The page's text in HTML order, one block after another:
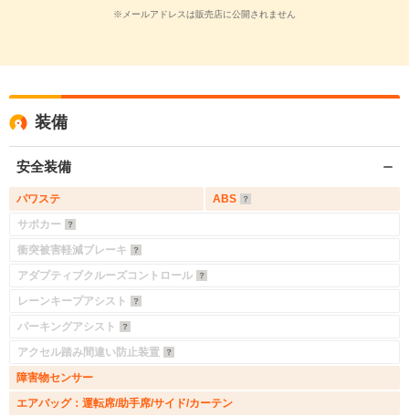
※メールアドレスは販売店に公開されません
装備
安全装備
パワステ
ABS
サポカー
衝突被害軽減ブレーキ
アダプティブクルーズコントロール
レーンキープアシスト
パーキングアシスト
アクセル踏み間違い防止装置
障害物センサー
エアバッグ：運転席/助手席/サイド/カーテン